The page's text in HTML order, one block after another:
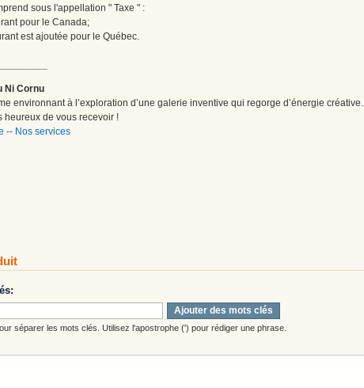
sous l'appellation " Taxe " :
pour le Canada;
est ajoutée pour le Québec.
Ni Cornu
environnant à l’exploration d’une galerie inventive qui regorge d’énergie créative.
heureux de vous recevoir !
-- Nos services
Ajouter des mots clés
séparer les mots clés. Utilisez l'apostrophe (') pour rédiger une phrase.